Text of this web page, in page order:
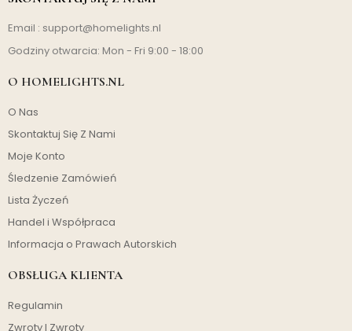
Email : support@homelights.nl
Godziny otwarcia: Mon - Fri 9:00 - 18:00
O HOMELIGHTS.NL
O Nas
Skontaktuj Się Z Nami
Moje Konto
Śledzenie Zamówień
Lista Życzeń
Handel i Współpraca
Informacja o Prawach Autorskich
OBSŁUGA KLIENTA
Regulamin
Zwroty I Zwroty